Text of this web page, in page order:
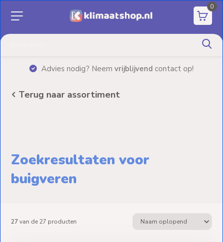
0
Advies nodig? Neemvrijblijvend contact op!
Aanbiedingen
verwarming
Installatiematerialen
Ventilators
Terug naar assortiment
Zoekresultaten voor
buigveren
27van de 27 producten